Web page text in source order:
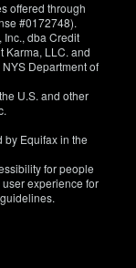
offered through
#0172748).
Inc., dba Credit
Karma, LLC. and
Department of
U.S. and other
by Equifax in the
for people
experience for